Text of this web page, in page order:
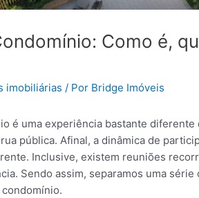
Como é,
imobiliárias / Por Bridge Imóveis
é uma experiência bastante diferente
pública. Afinal, a dinâmica de
Inclusive, existem reuniões
Sendo assim, separamos uma